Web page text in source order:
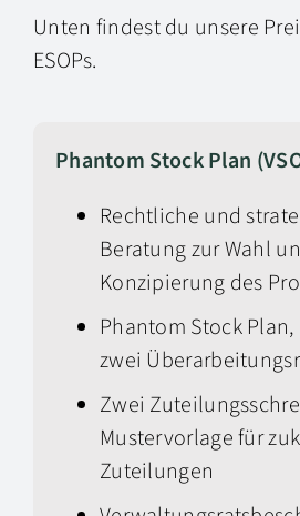
Unten findest du unsere
ESOPs.
Phantom Stock Plan
Rechtliche und
Beratung zur Wahl
Konzipierung des
Phantom Stock
zwei
Zwei
Mustervorlage für
Zuteilungen